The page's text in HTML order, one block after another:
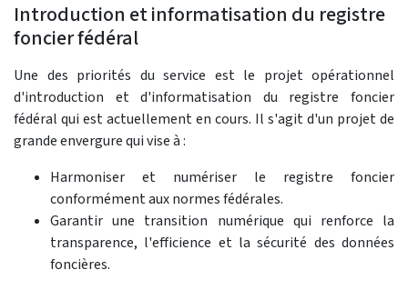
Introduction et informatisation du registre
foncier fédéral
Une des priorités du service est le projet opérationnel
d'introduction et d'informatisation du registre foncier
fédéral qui est actuellement en cours. Il s'agit d'un projet de
grande envergure qui vise à :
Harmoniser et numériser le registre foncier
conformément aux normes fédérales.
Garantir une transition numérique qui renforce la
transparence, l'efficience et la sécurité des données
foncières.